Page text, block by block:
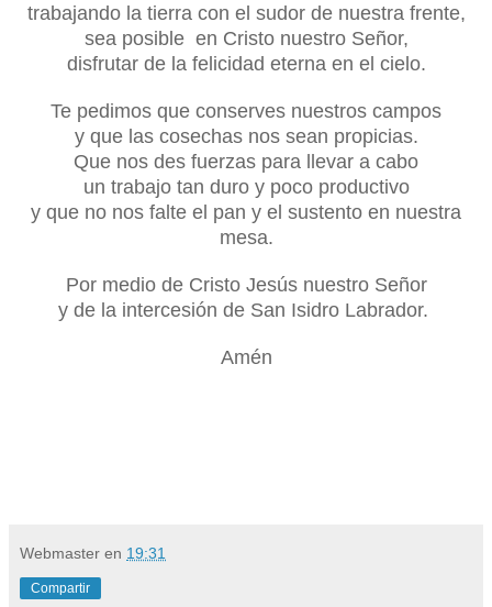
trabajando la tierra con el sudor de nuestra frente,
sea posible en Cristo nuestro Señor,
disfrutar de la felicidad eterna en el cielo.
Te pedimos que conserves nuestros campos
y que las cosechas nos sean propicias.
Que nos des fuerzas para llevar a cabo
un trabajo tan duro y poco productivo
y que no nos falte el pan y el sustento en nuestra
mesa.
Por medio de Cristo Jesús nuestro Señor
y de la intercesión de San Isidro Labrador.
Amén
Webmaster en 19:31
Compartir